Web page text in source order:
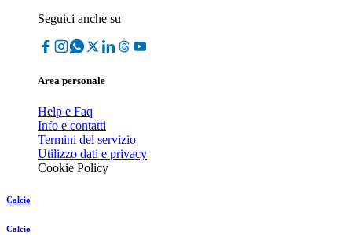
Seguici anche su
Area personale
Help e Faq
Info e contatti
Termini del servizio
Utilizzo dati e privacy
Cookie Policy
Calcio
Calcio